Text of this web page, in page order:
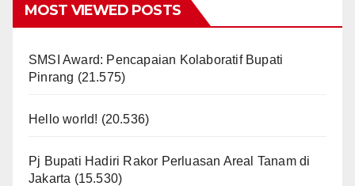
MOST VIEWED POSTS
SMSI Award: Pencapaian Kolaboratif Bupati
Pinrang (21.575)
Hello world! (20.536)
Pj Bupati Hadiri Rakor Perluasan Areal Tanam di
Jakarta (15.530)